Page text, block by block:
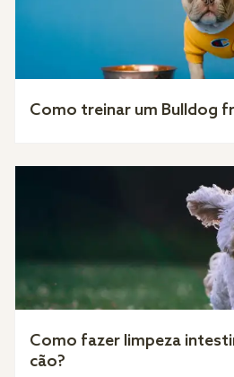
Como treinar um Bulldog
Como fazer limpeza
cão?